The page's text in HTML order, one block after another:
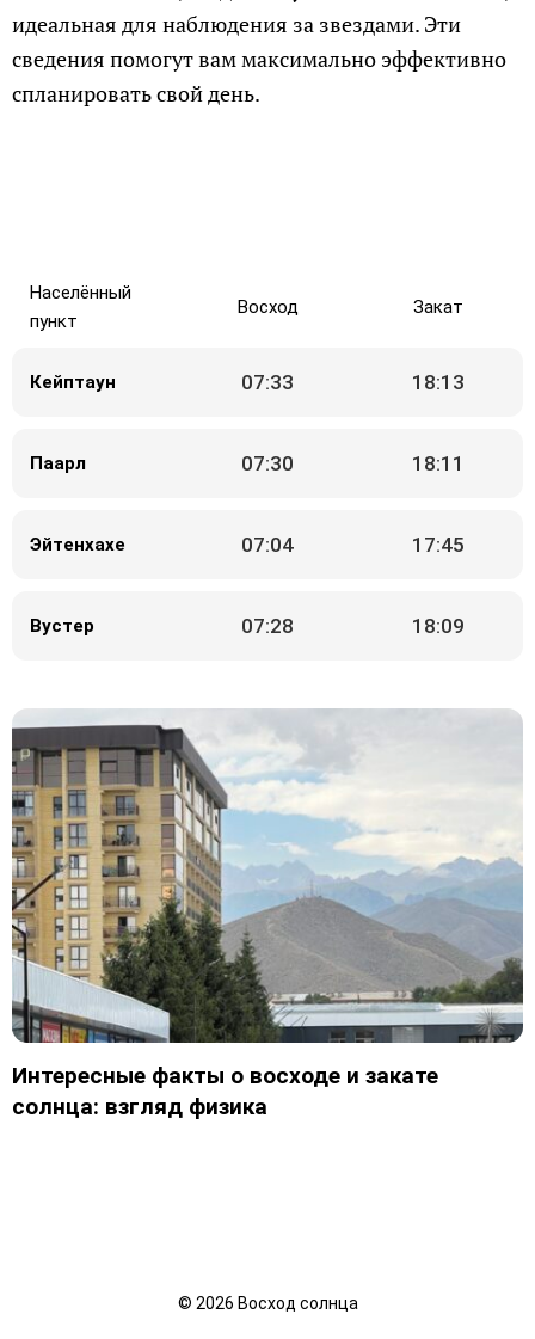
идеальная для наблюдения за звездами. Эти
сведения помогут вам максимально эффективно
спланировать свой день.
Населённый
пункт
Восход Закат
Кейптаун 07:33 18:13
Паарл 07:30 18:11
Эйтенхахе 07:04 17:45
Вустер 07:28 18:09
Интересные факты о восходе и закате
солнца: взгляд физика
© 2026 Восход солнца